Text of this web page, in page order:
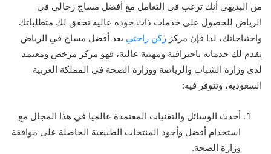
من البديهي أنك ترغب في التعامل مع أفضل مساج رجالي في
الرياض للحصول على خدمات ذات جودة عالية تحقق لك متطلباتك
واحتياجاتك، لذا فإن مركز ركن راحتي يعد أفضل مساج في الرياض
يقدم لك خدماته باحترافية ومهنية عالية، فهو مركز مرخص ومعتمد
لدى وزارة الشباب والرياضة ووزارة الصحة في المملكة العربية
السعودية، وتتوفر فيه:
أحدث الوسائل والتقنيات المعتمدة عالميا في هذا المجال مع
استخدام أفضل وأجود المنتجات الطبيعية الحاصلة على موافقة
وزارة الصحة.